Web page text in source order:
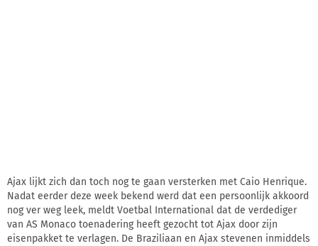
Ajax lijkt zich dan toch nog te gaan versterken met Caio Henrique.
Nadat eerder deze week bekend werd dat een persoonlijk akkoord
nog ver weg leek, meldt Voetbal International dat de verdediger
van AS Monaco toenadering heeft gezocht tot Ajax door zijn
eisenpakket te verlagen. De Braziliaan en Ajax stevenen inmiddels